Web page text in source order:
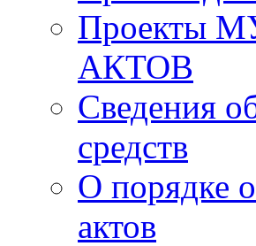
Проекты
АКТОВ
Сведения
средств
О порядке
актов